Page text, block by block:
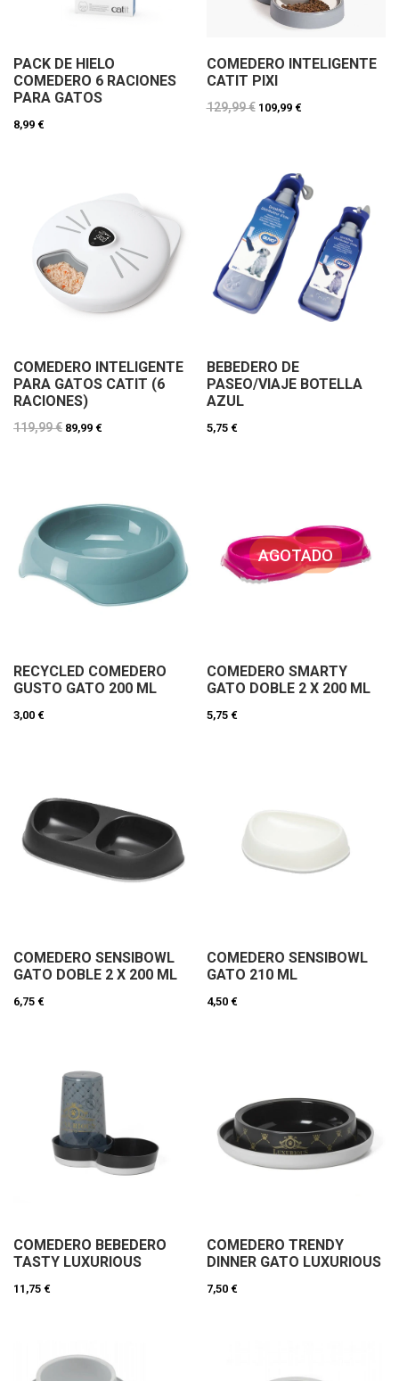
PACK DE HIELO
COMEDERO 6 RACIONES
PARA GATOS
8,99 €
COMEDERO INTELIGENTE
CATIT PIXI
129,99 € 109,99 €
COMEDERO INTELIGENTE
PARA GATOS CATIT (6
RACIONES)
119,99 € 89,99 €
BEBEDERO DE
PASEO/VIAJE BOTELLA
AZUL
5,75 €
RECYCLED COMEDERO
GUSTO GATO 200 ML
3,00 €
AGOTADO
COMEDERO SMARTY
GATO DOBLE 2 X 200 ML
5,75 €
COMEDERO SENSIBOWL
GATO DOBLE 2 X 200 ML
6,75 €
COMEDERO SENSIBOWL
GATO 210 ML
4,50 €
COMEDERO BEBEDERO
TASTY LUXURIOUS
11,75 €
COMEDERO TRENDY
DINNER GATO LUXURIOUS
7,50 €